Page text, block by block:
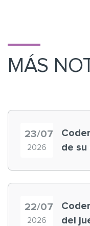
MÁS
23/07
2026
de su
22/07
2026
del